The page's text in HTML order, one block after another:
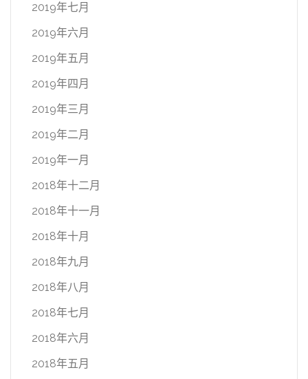
2019年七月
2019年六月
2019年五月
2019年四月
2019年三月
2019年二月
2019年一月
2018年十二月
2018年十一月
2018年十月
2018年九月
2018年八月
2018年七月
2018年六月
2018年五月